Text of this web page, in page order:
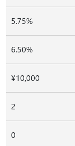
5.75%
6.50%
¥10,000
2
0